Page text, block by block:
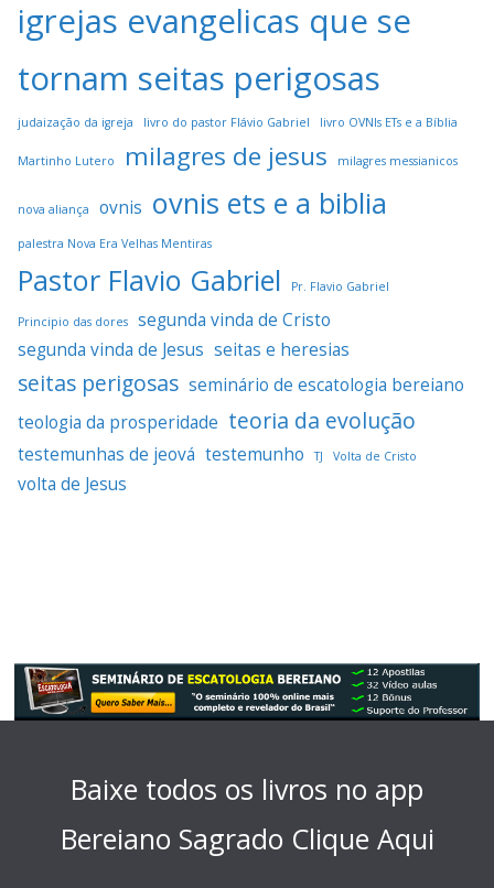
igrejas evangelicas que se
tornam seitas perigosas
judaização da igreja livro do pastor Flávio Gabriel livro OVNIs ETs e a Bíblia
Martinho Lutero milagres de jesus milagres messianicos
nova aliança ovnis ovnis ets e a biblia
palestra Nova Era Velhas Mentiras
Pastor Flavio Gabriel Pr. Flavio Gabriel
Principio das dores
segunda vinda de Cristo
segunda vinda de Jesus seitas e heresias
seitas perigosas seminário de escatologia bereiano
teologia da prosperidade teoria da evolução
testemunhas de jeová testemunho TJ Volta de Cristo
volta de Jesus
Baixe todos os livros no app
Bereiano Sagrado Clique Aqui